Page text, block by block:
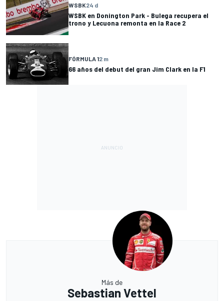
WSBK24 d
WSBK en Donington Park - Bulega recupera el
trono y Lecuona remonta en la Race 2
FÓRMULA 12 m
66 años del debut del gran Jim Clark en la F1
Más de
Sebastian Vettel